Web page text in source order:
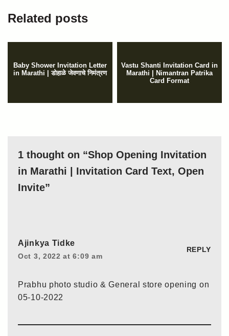
Related posts
Baby Shower Invitation Letter
in Marathi | डोहाळे जेवणाचे निमंत्रण
Vastu Shanti Invitation Card in
Marathi | Nimantran Patrika
Card Format
1 thought on “Shop Opening Invitation
in Marathi | Invitation Card Text, Open
Invite”
Ajinkya Tidke
Oct 3, 2022 at 6:09 am
REPLY
Prabhu photo studio & General store opening on
05-10-2022